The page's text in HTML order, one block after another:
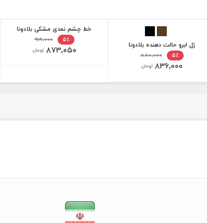
ژل ابرو حالت دهنده بلادونا
۵٪
۸۸۰,۰۰۰
۸۳۶,۰۰۰ تومان
خط چشم نمدی مشکی بلادونا
۵٪
۹۱۹,۰۰۰
۸۷۳,۰۵۰ تومان